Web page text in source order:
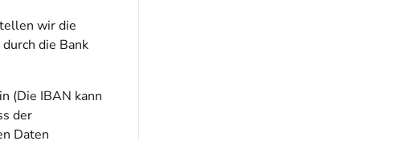
wir die
die Bank
(Die IBAN kann
der
Daten